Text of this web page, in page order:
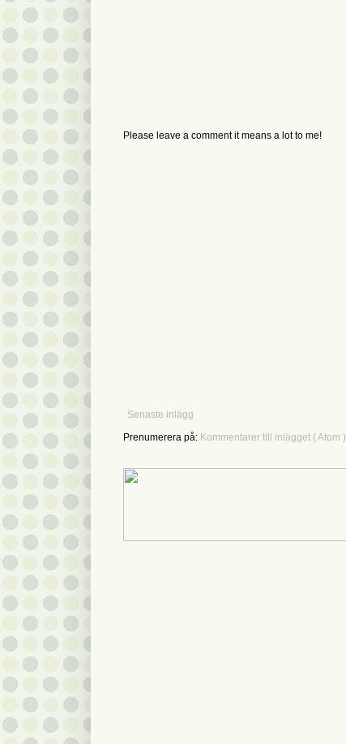
Please leave a comment it means a lot to me!
Senaste inlägg
Prenumerera på: Kommentarer till inlägget ( Atom )